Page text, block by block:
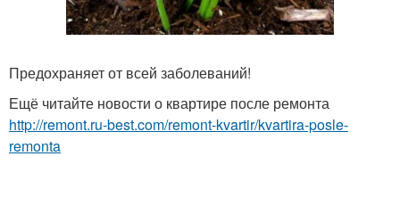
Предохраняет от всей заболеваний!
Ещё читайте новости о квартире после ремонта
http://remont.ru-best.com/remont-kvartir/kvartira-posle-
remonta